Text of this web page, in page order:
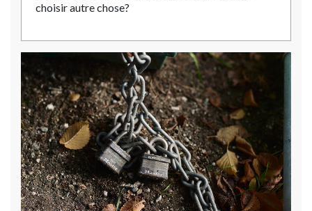
choisir autre chose?